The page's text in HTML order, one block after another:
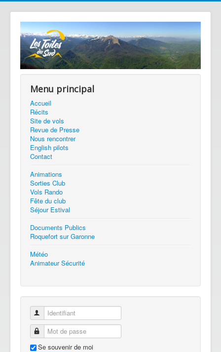
Menu principal
Accueil
Récits
Site de vols
Revue de Presse
Nous rencontrer
English pilots
Contact
Animations
Sorties Club
Vols Rando
Fête du club
Séjour Estival
Documents Publics
Roquefort sur Garonne
Météo
Animateur Sécurité
Identifiant
Mot de passe
Se souvenir de moi